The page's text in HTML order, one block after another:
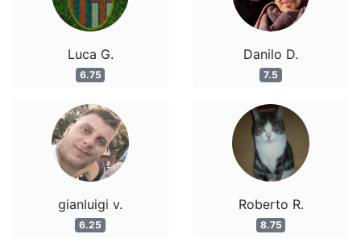
Luca G.
6.75
gianluigi v.
6.25
Danilo D.
7.5
Roberto R.
8.75